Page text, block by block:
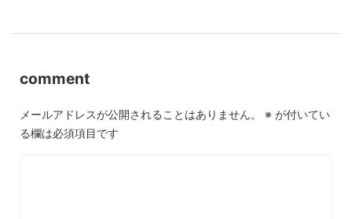
comment
メールアドレスが公開されることはありません。 ※ が付いてい
る欄は必須項目です